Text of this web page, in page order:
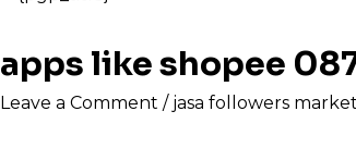
apps like shopee
Leave a Comment / jasa followers